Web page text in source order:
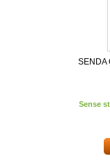
SENDA
Sense